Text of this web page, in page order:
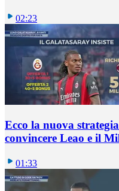
02:23
Ecco la nuova
convincere Leao e il
01:33